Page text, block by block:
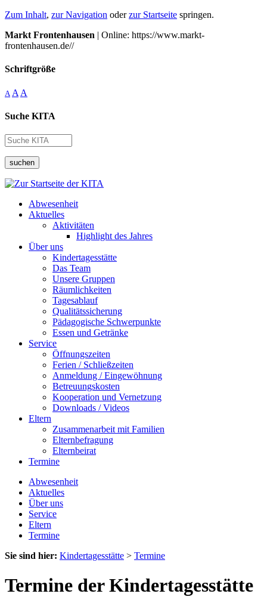
Zum Inhalt, zur Navigation oderzur Startseite springen.
Markt Frontenhausen | Online: https://www.markt-
frontenhausen.de//
Schriftgröße
A A A
Suche KITA
suchen
Abwesenheit
Aktuelles
Aktivitäten
Highlight des Jahres
Über uns
Kindertagesstätte
Das Team
Unsere Gruppen
Räumlichkeiten
Tagesablauf
Qualitätssicherung
Pädagogische Schwerpunkte
Essen und Getränke
Service
Öffnungszeiten
Ferien / Schließzeiten
Anmeldung / Eingewöhnung
Betreuungskosten
Kooperation und Vernetzung
Downloads / Videos
Eltern
Zusammenarbeit mit Familien
Elternbefragung
Elternbeirat
Termine
Abwesenheit
Aktuelles
Über uns
Service
Eltern
Termine
Sie sind hier: Kindertagesstätte > Termine
Termine der Kindertagesstätte